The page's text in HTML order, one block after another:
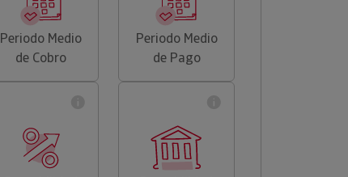
Periodo Medio
de Cobro
Periodo Medio
de Pago